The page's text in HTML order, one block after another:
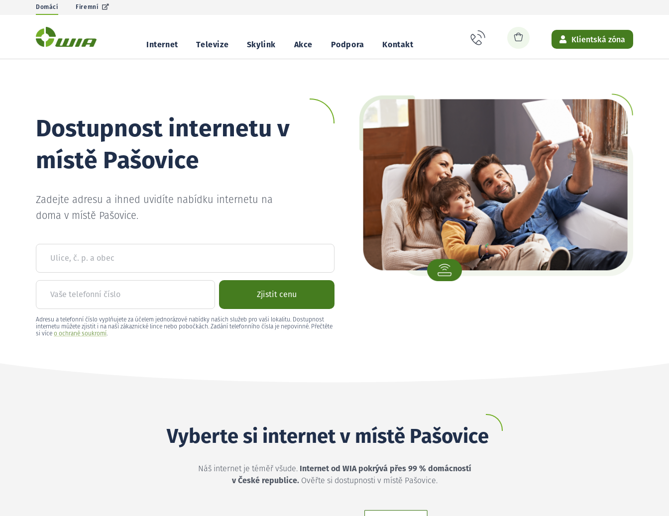
Domácí Firemní
Internet Televize Skylink Akce Podpora Kontakt
Klientská zóna
Dostupnost internetu v
místě Pašovice
Zadejte adresu a ihned uvidíte nabídku internetu na
doma v místě Pašovice.
Ulice, č. p. a obec
Vaše telefonní číslo Zjistit cenu
Adresu a telefonní číslo vyplňujete za účelem jednorázové nabídky našich služeb pro vaši lokalitu. Dostupnost
internetu můžete zjistit i na naší zákaznické lince nebo pobočkách. Zadání telefonního čísla je nepovinné. Přečtěte
si více o ochraně soukromí.
Vyberte si internet v místě Pašovice
Náš internet je téměř všude.
Internet od WIA pokrývá přes 99 % domácností
v České republice.Ověřte si dostupnosti v místě Pašovice.